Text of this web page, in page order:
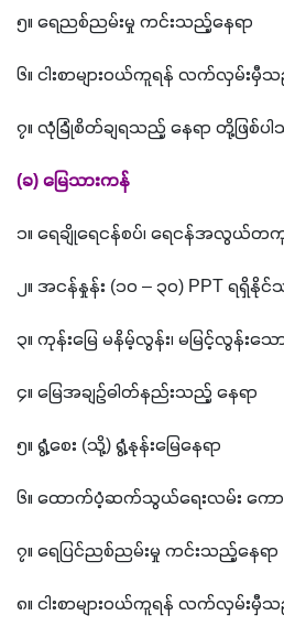
၅။ ရေညစ်ညမ်းမှု ကင်းသည့်နေရာ
၆။ ငါးစာများဝယ်ကူရန် လက်လှမ်းမှီ
၇။ လုံခြုံစိတ်ချရသည့် နေရာ တို့ဖြစ်ပ
(ခ) မြေသားကန်
၁။ ရေချိုရေငန်စပ်၊ ရေငန်အလွယ်
၂။ အငန်နှုန်း (၁၀ – ၃၀) PPT ရရှိနိုင်
၃။ ကုန်းမြေ မနိမ့်လွန်း၊ မမြင့်လွန်းသေ
၄။ မြေအချဥ်ဓါတ်နည်းသည့် နေရာ
၅။ ရွံ့စေး (သို့) ရွံ့နုန်းမြေနေရာ
၆။ ထောက်ပံ့ဆက်သွယ်ရေးလမ်း ကော
၇။ ရေပြင်ညစ်ညမ်းမှု ကင်းသည့်နေရာ
၈။ ငါးစာများဝယ်ကူရန် လက်လှမ်းမှီ